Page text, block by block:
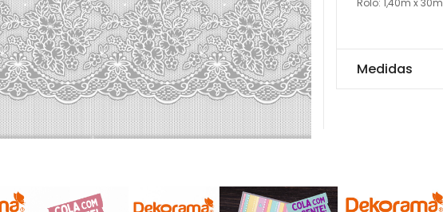
Rolo: 1,40m x 30m
Medidas